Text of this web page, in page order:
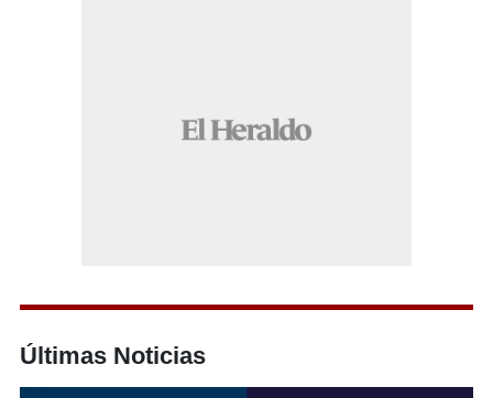
Últimas Noticias